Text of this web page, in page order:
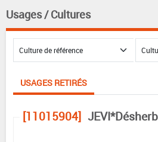
Usages / Cultures
USAGES RETIRÉS
[11015904]